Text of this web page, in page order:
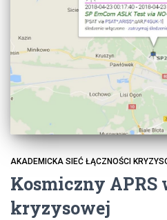
AKADEMICKA SIEĆ ŁĄCZNOŚCI
Kosmiczny APRS
kryzysowej